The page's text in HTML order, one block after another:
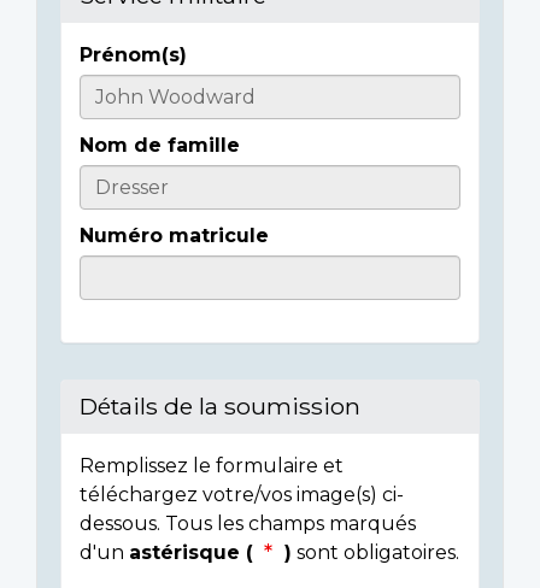
Informations
sur
l'individu
Prénom(s)
Nom de famille
Numéro matricule
Détails de la soumission
Remplissez le formulaire et
téléchargez votre/vos image(s) ci-
dessous. Tous les champs marqués
d'un astérisque ( ) sont obligatoires.